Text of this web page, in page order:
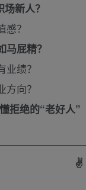
新人？
感？
马屁精？
业绩？
方向？
拒绝的“老好人”
✌️